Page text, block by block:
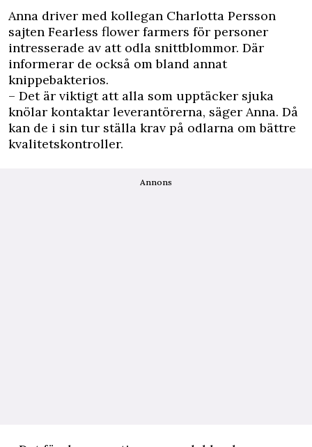
Anna driver med kollegan Charlotta Persson
sajten Fearless flower farmers för personer
intresserade av att odla snittblommor. Där
informerar de också om bland annat
knippebakterios.
– Det är viktigt att alla som upptäcker sjuka
knölar kontaktar leverantörerna, säger Anna. Då
kan de i sin tur ställa krav på odlarna om bättre
kvalitetskontroller.
Annons